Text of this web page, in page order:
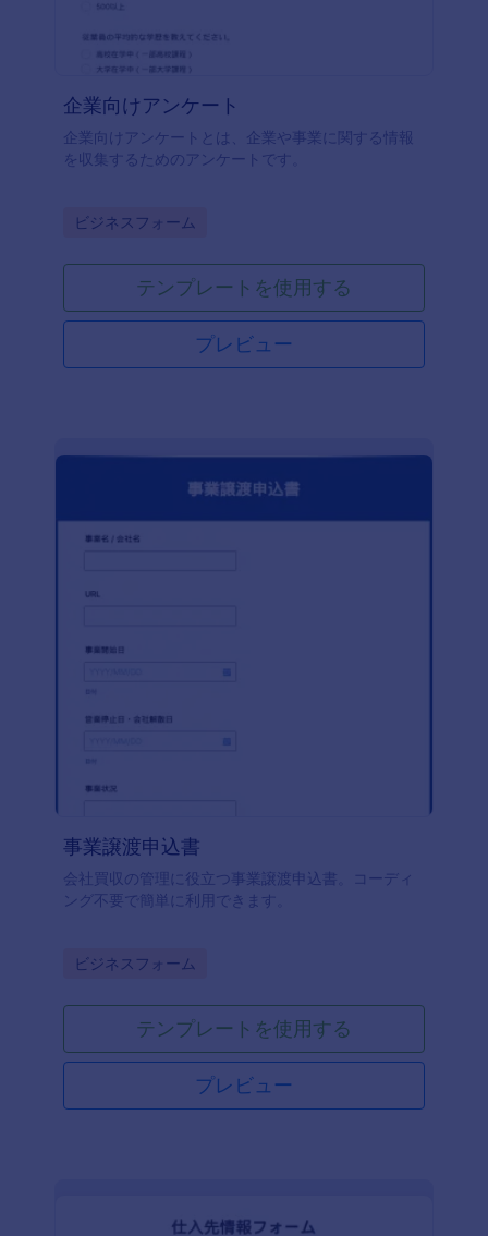
企業向けアンケート
企業向けアンケートとは、企業や事業に関する情報
を収集するためのアンケートです。
Go to Category:
ビジネスフォーム
テンプレートを使用する
プレビュー
事業譲渡申込書
会社買収の管理に役立つ事業譲渡申込書。コーディ
ング不要で簡単に利用できます。
Go to Category:
ビジネスフォーム
テンプレートを使用する
プレビュー